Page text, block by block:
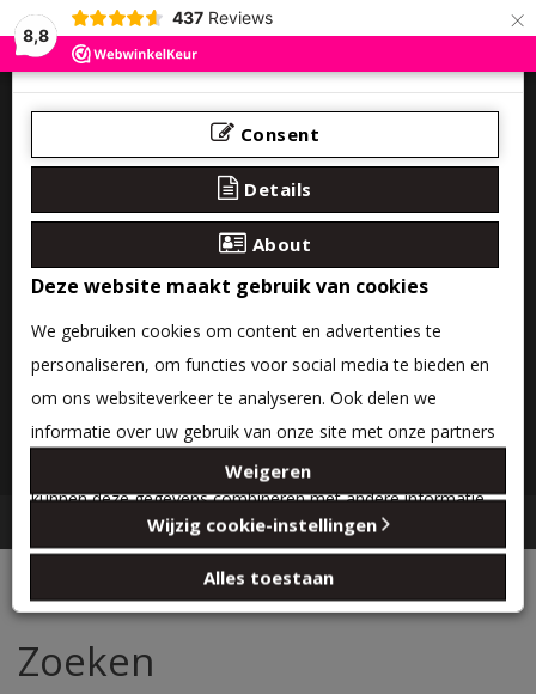
8,8
437 Reviews ×
0 product(en) - €0,00
Zoeken
Consent
Details
About
Deze website maakt gebruik van cookies
We gebruiken cookies om content en advertenties te
personaliseren, om functies voor social media te bieden en
om ons websiteverkeer te analyseren. Ook delen we
informatie over uw gebruik van onze site met onze partners
voor social media, adverteren en analyse. Deze partners
kunnen deze gegevens combineren met andere informatie
die u aan ze heeft verstrekt of die ze hebben verzameld op
basis van uw gebruik van hun services.
Weigeren
Wijzig cookie-instellingen
Alles toestaan